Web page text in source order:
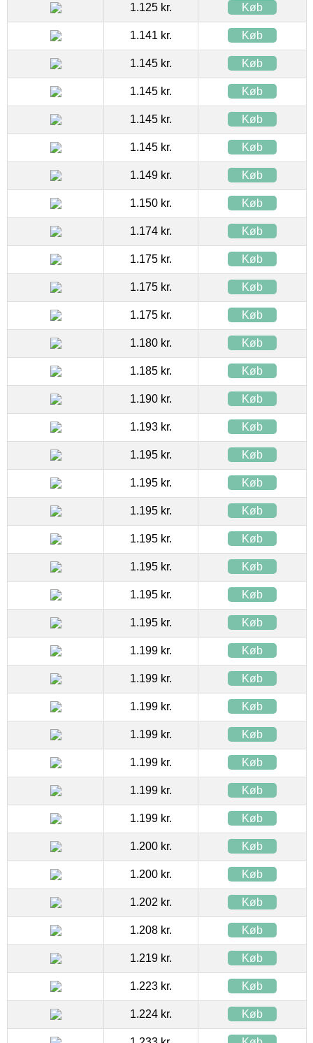
1.125 kr. Køb
1.141 kr. Køb
1.145 kr. Køb
1.145 kr. Køb
1.145 kr. Køb
1.145 kr. Køb
1.149 kr. Køb
1.150 kr. Køb
1.174 kr. Køb
1.175 kr. Køb
1.175 kr. Køb
1.175 kr. Køb
1.180 kr. Køb
1.185 kr. Køb
1.190 kr. Køb
1.193 kr. Køb
1.195 kr. Køb
1.195 kr. Køb
1.195 kr. Køb
1.195 kr. Køb
1.195 kr. Køb
1.195 kr. Køb
1.195 kr. Køb
1.199 kr. Køb
1.199 kr. Køb
1.199 kr. Køb
1.199 kr. Køb
1.199 kr. Køb
1.199 kr. Køb
1.199 kr. Køb
1.200 kr. Køb
1.200 kr. Køb
1.202 kr. Køb
1.208 kr. Køb
1.219 kr. Køb
1.223 kr. Køb
1.224 kr. Køb